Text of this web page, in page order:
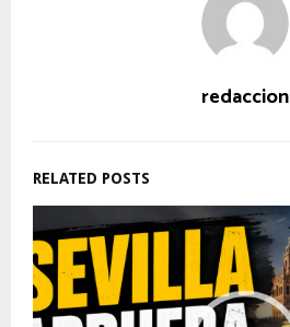
redaccion
RELATED POSTS